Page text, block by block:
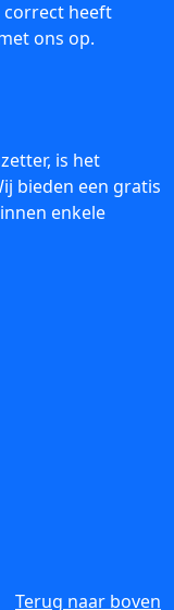
correct heeft
ons op.
is het
bieden een gratis
enkele
Terug naar boven